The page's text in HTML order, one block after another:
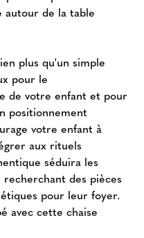
autour de la table
plus qu'un simple
pour le
de votre enfant et pour
positionnement
votre enfant à
aux rituels
séduira les
des pièces
pour leur foyer.
avec cette chaise